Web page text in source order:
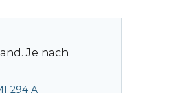
Je nach
A